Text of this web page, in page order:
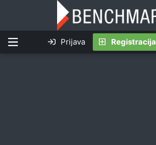
Prijava Registracija